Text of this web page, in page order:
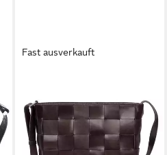
Fast ausverkauft
Marthe
199,00 €
lieferbar - in 3-4 Werktagen bei dir